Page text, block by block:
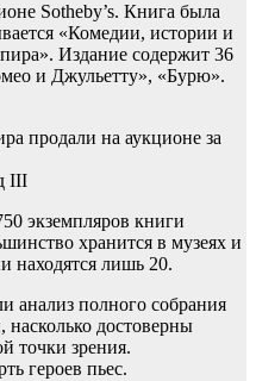
Sotheby’s. Книга была
«Комедии, истории и
Издание содержит 36
и Джульетту», «Бурю».
III
экземпляров книги
хранится в музеях и
находятся лишь 20.
анализ полного собрания
достоверны
точки зрения.
героев пьес.